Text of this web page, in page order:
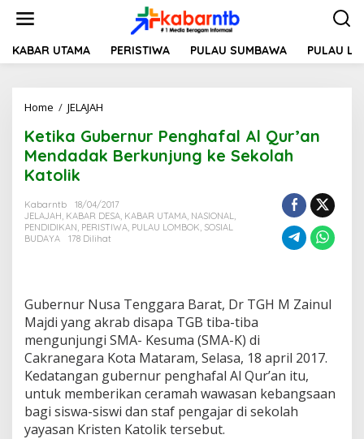
t
KABAR UTAMA PERISTIWA PULAU SUMBAWA PULAU
Home / JELAJAH
t
i
k
u
b
e
P
e
n
g
h
a
f
a
l
Ketika Gubernur Penghafal Al Qur’an
Mendadak Berkunjung ke Sekolah
Katolik
Kabarntb
18/04/2017
JELAJAH, KABAR DESA, KABAR UTAMA, NASIONAL,
PENDIDIKAN, PERISTIWA, PULAU LOMBOK, SOSIAL
BUDAYA
178 Dilihat
Gubernur Nusa Tenggara Barat, Dr TGH M Zainul
Majdi yang akrab disapa TGB tiba-tiba
mengunjungi SMA- Kesuma (SMA-K) di
Cakranegara Kota Mataram, Selasa, 18 april 2017.
Kedatangan gubernur penghafal Al Qur’an itu,
untuk memberikan ceramah wawasan kebangsaan
bagi siswa-siswi dan staf pengajar di sekolah
yayasan Kristen Katolik tersebut.